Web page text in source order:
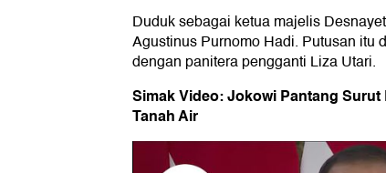
Duduk sebagai ketua majelis
Agustinus Purnomo Hadi. Putusan itu
dengan panitera pengganti Liza Utari.
Simak Video: Jokowi Pantang
Tanah Air